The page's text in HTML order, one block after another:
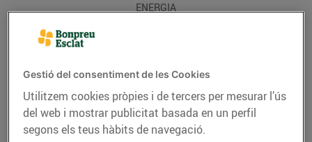
ENERGIA
GASTRONOMIA I TRADICIONS
RECEPTES
Gestió del consentiment de les Cookies
Utilitzem cookies pròpies i de tercers per mesurar l’ús
del web i mostrar publicitat basada en un perfil
segons els teus hàbits de navegació.